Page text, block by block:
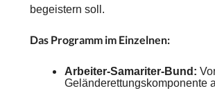
begeistern soll.
Das Programm im Einzelnen:
Arbeiter-Samariter-Bund:
Geländerettungskomponente